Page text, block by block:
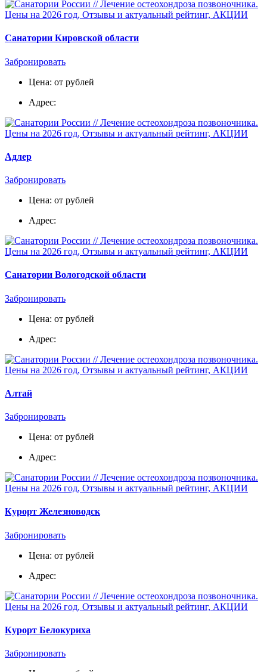
Санатории Кировской области
Забронировать
Цена: от рублей
Адрес:
Адлер
Забронировать
Цена: от рублей
Адрес:
Санатории Вологодской области
Забронировать
Цена: от рублей
Адрес:
Алтай
Забронировать
Цена: от рублей
Адрес:
Курорт Железноводск
Забронировать
Цена: от рублей
Адрес:
Курорт Белокуриха
Забронировать